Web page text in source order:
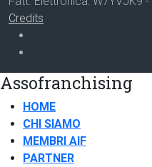
Credits
Assofranchising
HOME
CHI SIAMO
MEMBRI AIF
PARTNER